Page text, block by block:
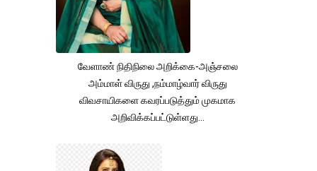
வேளாண் நிதிநிலை அறிக்கை-அஞ்சலை
அம்மாள் விருது ,நம்மாழ்வார் விருது
விவசாயிகளை கவரப்படுத்தும் முகமாக
அறிவிக்கப்பட்டுள்ளது...